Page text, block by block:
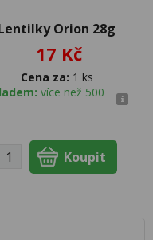
Orion 28g
17 Kč
Cena za: 1 ks
více než 500